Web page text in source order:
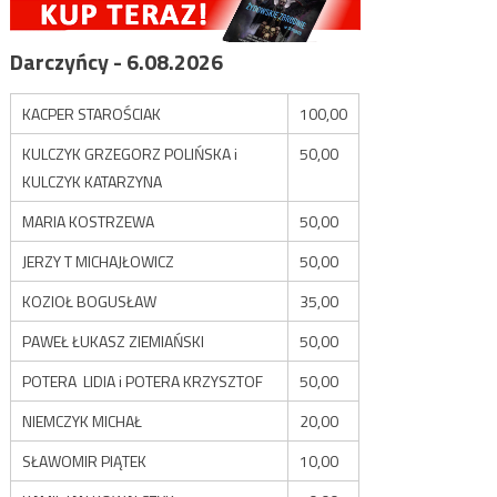
Darczyńcy - 6.08.2026
KACPER STAROŚCIAK
100,00
KULCZYK GRZEGORZ POLIŃSKA i
KULCZYK KATARZYNA
50,00
MARIA KOSTRZEWA
50,00
JERZY T MICHAJŁOWICZ
50,00
KOZIOŁ BOGUSŁAW
35,00
PAWEŁ ŁUKASZ ZIEMIAŃSKI
50,00
POTERA LIDIA i POTERA KRZYSZTOF
50,00
NIEMCZYK MICHAŁ
20,00
SŁAWOMIR PIĄTEK
10,00